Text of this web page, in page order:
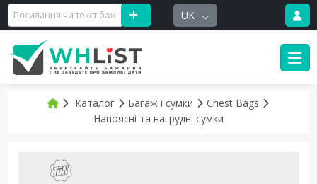
UK
Каталог Багаж і сумки
Chest Bags
Напоясні та нагрудні сумки